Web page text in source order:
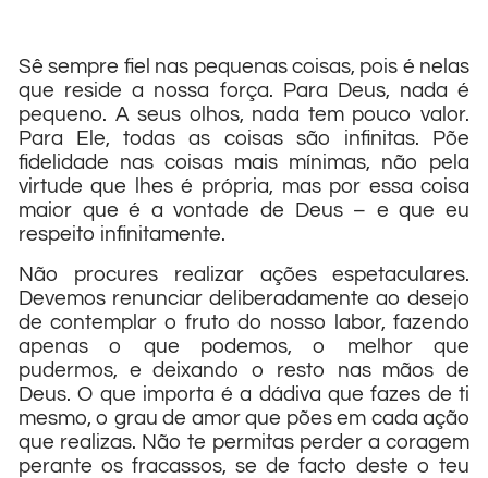
Sê sempre fiel nas pequenas coisas, pois é nelas
que reside a nossa força. Para Deus, nada é
pequeno. A seus olhos, nada tem pouco valor.
Para Ele, todas as coisas são infinitas. Põe
fidelidade nas coisas mais mínimas, não pela
virtude que lhes é própria, mas por essa coisa
maior que é a vontade de Deus – e que eu
respeito infinitamente.
Não procures realizar ações espetaculares.
Devemos renunciar deliberadamente ao desejo
de contemplar o fruto do nosso labor, fazendo
apenas o que podemos, o melhor que
pudermos, e deixando o resto nas mãos de
Deus. O que importa é a dádiva que fazes de ti
mesmo, o grau de amor que pões em cada ação
que realizas. Não te permitas perder a coragem
perante os fracassos, se de facto deste o teu